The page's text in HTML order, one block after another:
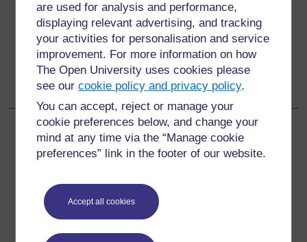
are used for analysis and performance,
displaying relevant advertising, and tracking
your activities for personalisation and service
improvement. For more information on how
The Open University uses cookies please
see ourcookie policy and privacy policy.
You can accept, reject or manage your
cookie preferences below, and change your
mind at any time via the “Manage cookie
preferences” link in the footer of our website.
Accept all cookies
Parce que les gens sont des êtres sociaux et ne
peuvent pas vivre tout seuls.
Pour donner des modèles aux enfants.
Pour partager l’amitié et l'amour.
Pour partager le travail.
Précédent
Précédent
Suivant
Suivant
Ressource 2: Réseau familial